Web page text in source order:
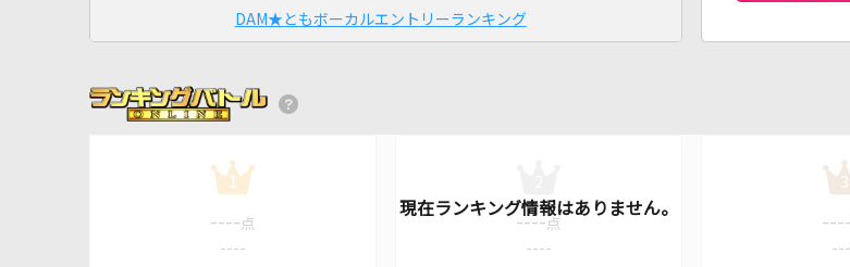
DAM★ともボーカルエントリーランキング
1
---- 点
----
---- 点
----
3
----